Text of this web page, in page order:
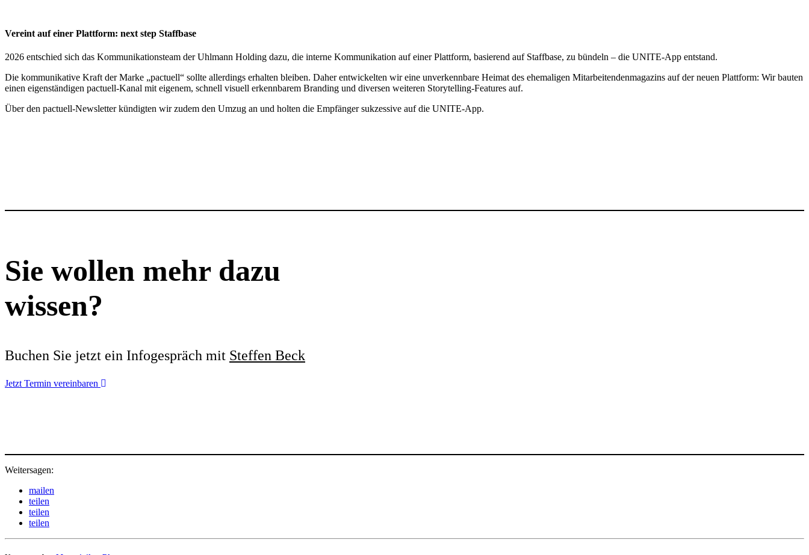
Vereint auf einer Platt­form: next step Staff­base
2026 entschied sich das Kommu­ni­ka­ti­ons­team der Uhlmann Holding dazu, die interne Kommu­ni­ka­tion auf einer Platt­form, basie­rend auf Staff­base, zu bündeln – die UNITE-App entstand.
Die kommu­ni­ka­tive Kraft der Marke „pactuell“ sollte aller­dings erhalten bleiben. Daher entwi­ckelten wir eine unver­kenn­bare Heimat des ehema­ligen Mitar­bei­ten­den­ma­ga­zins auf der neuen Platt­form: Wir bauten
einen eigen­stän­digen pactuell-Kanal mit eigenem, schnell visuell erkenn­barem Bran­ding und diversen weiteren Story­telling-Features auf.
Über den pactuell-News­letter kündigten wir zudem den Umzug an und holten die Empfänger sukzes­sive auf die UNITE-App.
Sie wollen mehr dazu
wissen?
Buchen Sie jetzt ein Info­ge­spräch mit Steffen Beck
Jetzt Termin verein­baren
Weitersagen:
mailen
teilen
teilen
teilen